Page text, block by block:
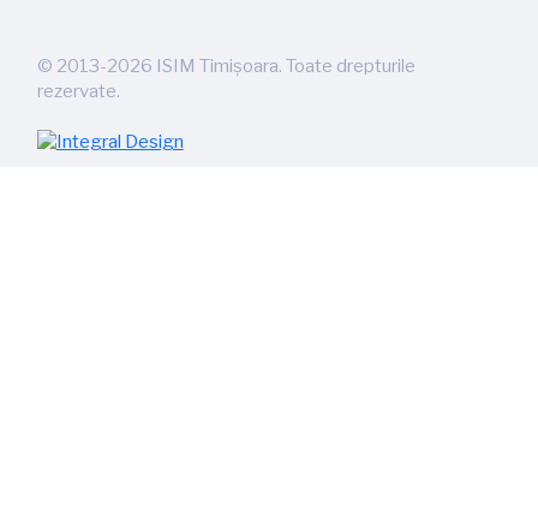
© 2013-2026 ISIM Timișoara. Toate drepturile
rezervate.